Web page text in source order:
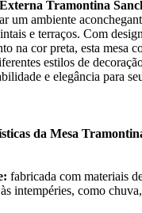
Tramontina
um ambiente
e terraços. Com
na cor preta, esta mesa
estilos de
e elegância para
da Mesa
fabricada com materiais
intempéries, como